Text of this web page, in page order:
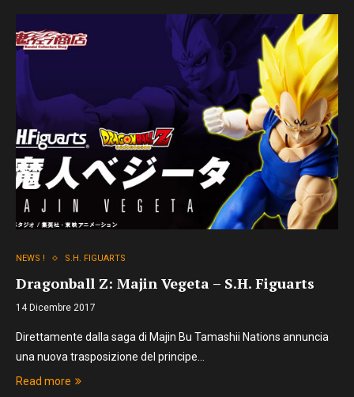
NEWS ! S.H. FIGUARTS
Dragonball Z: Majin Vegeta – S.H. Figuarts
14 Dicembre 2017
Direttamente dalla saga di Majin Bu Tamashii Nations annuncia
una nuova trasposizione del principe…
Read more